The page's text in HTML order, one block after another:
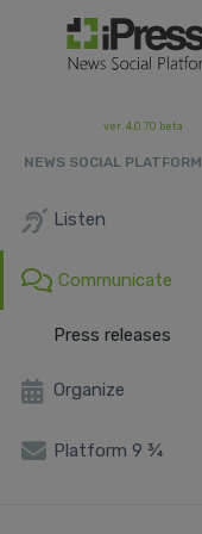
ver. 4.0.70 beta
NEWS SOCIAL PLATFORM
Listen
Communicate
Press releases
Organize
Platform 9 ¾